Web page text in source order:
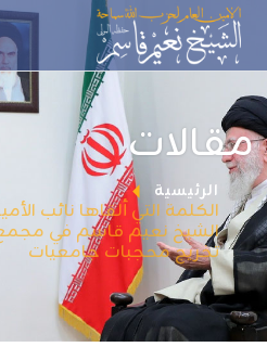
مقالات
الرئيسية
الكلمة التي ألقاها نائب
الشيخ نعيم قاسم في
تخريج محجبات جامعيات